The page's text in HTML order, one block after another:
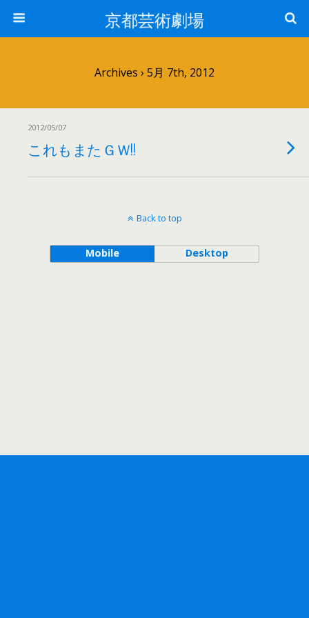
京都芸術劇場
Archives › 5月 7th, 2012
2012/05/07
これもまたＧＷ!!
Back to top
Mobile Desktop